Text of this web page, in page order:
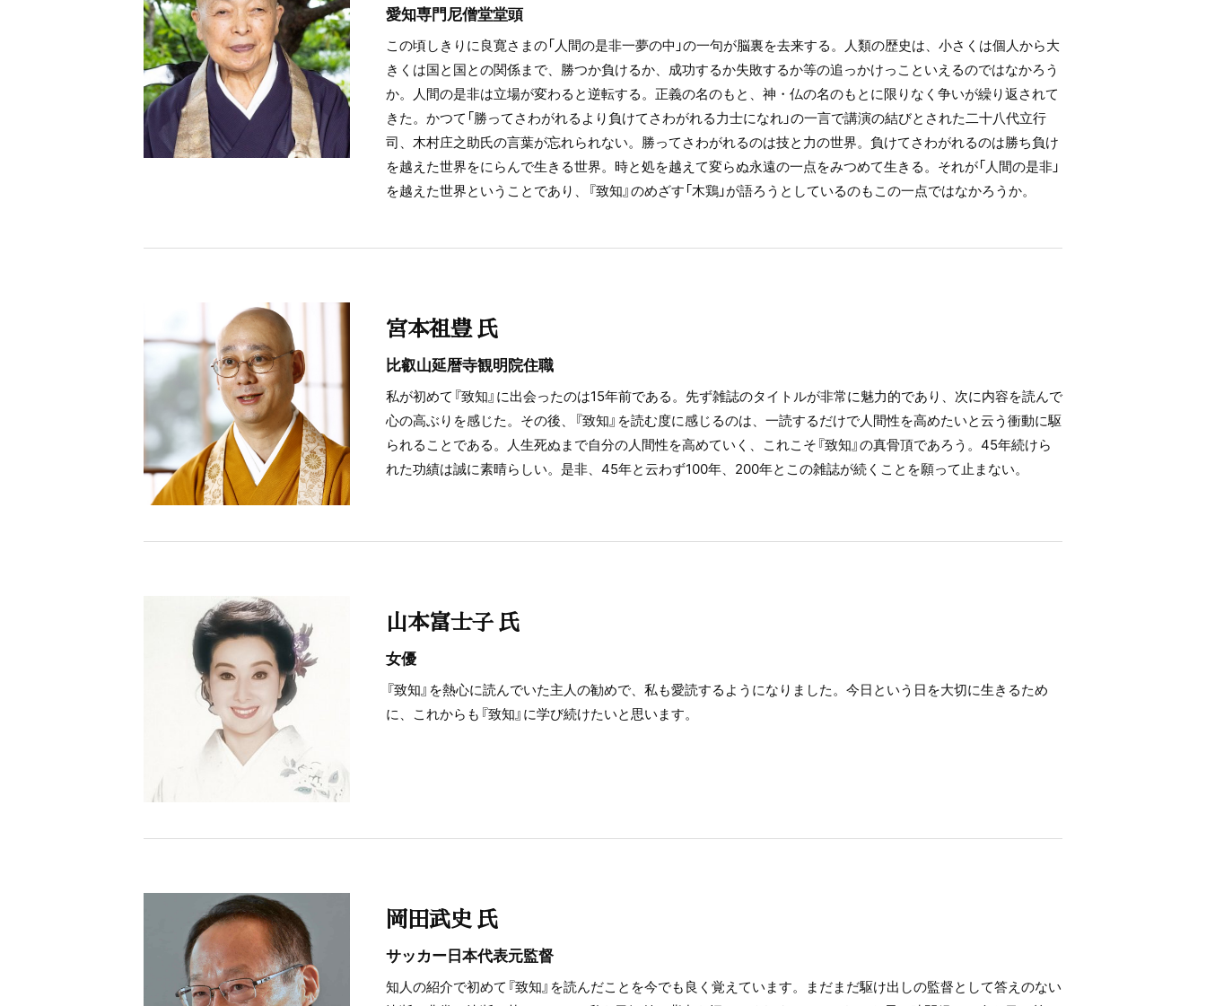
愛知専門尼僧堂堂頭
この頃しきりに良寛さまの「人間の是非一夢の中」の一句が脳裏を去来する。人類の歴史は、小さくは個人から大
きくは国と国との関係まで、勝つか負けるか、成功するか失敗するか等の追っかけっこといえるのではなかろう
か。人間の是非は立場が変わると逆転する。正義の名のもと、神・仏の名のもとに限りなく争いが繰り返されて
きた。かつて「勝ってさわがれるより負けてさわがれる力士になれ」の一言で講演の結びとされた二十八代立行
司、木村庄之助氏の言葉が忘れられない。勝ってさわがれるのは技と力の世界。負けてさわがれるのは勝ち負け
を越えた世界をにらんで生きる世界。時と処を越えて変らぬ永遠の一点をみつめて生きる。それが「人間の是非」
を越えた世界ということであり、『致知』のめざす「木鶏」が語ろうとしているのもこの一点ではなかろうか。
宮本祖豊 氏
比叡山延暦寺観明院住職
私が初めて『致知』に出会ったのは15年前である。先ず雑誌のタイトルが非常に魅力的であり、次に内容を読んで
心の高ぶりを感じた。その後、『致知』を読む度に感じるのは、一読するだけで人間性を高めたいと云う衝動に駆
られることである。人生死ぬまで自分の人間性を高めていく、これこそ『致知』の真骨頂であろう。45年続けら
れた功績は誠に素晴らしい。是非、45年と云わず100年、200年とこの雑誌が続くことを願って止まない。
山本富士子 氏
女優
『致知』を熱心に読んでいた主人の勧めで、私も愛読するようになりました。今日という日を大切に生きるため
に、これからも『致知』に学び続けたいと思います。
岡田武史 氏
サッカー日本代表元監督
知人の紹介で初めて『致知』を読んだことを今でも良く覚えています。まだまだ駆け出しの監督として答えのない